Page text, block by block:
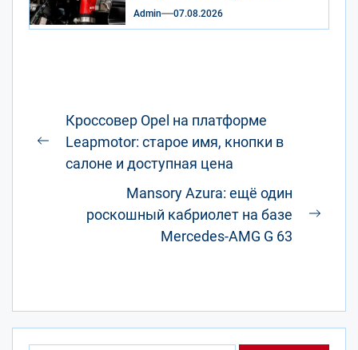
Admin 07.08.2026
Навигация
по
записям
Предыдущая
запись:
Кроссовер Opel на платформе
Leapmotor: старое имя, кнопки в
салоне и доступная цена
Mansory Azura: ещё один
роскошный кабриолет на базе
Mercedes-AMG G 63